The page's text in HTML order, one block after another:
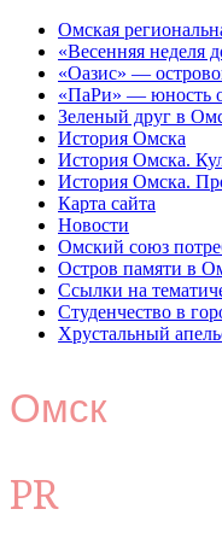
Омская
«Весенняя неделя
«Оазис» —
«ПаРи» — юность
Зеленый друг в
История Омска
История Омска.
История Омска.
Карта сайта
Новости
Омский союз
Остров памяти в
Ссылки на
Студенчество в
Хрустальный
Омск
PR